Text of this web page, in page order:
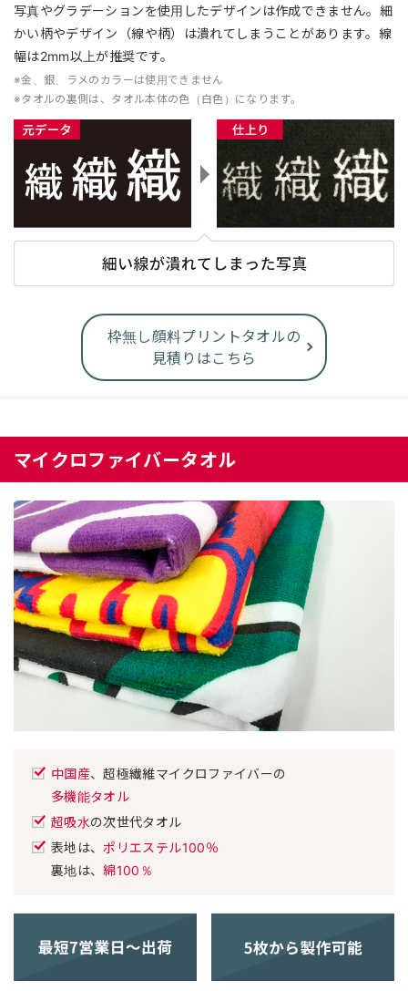
写真やグラデーションを使用したデザインは作成できません。細
かい柄やデザイン（線や柄）は潰れてしまうことがあります。線
幅は2mm以上が推奨です。
※金、銀、ラメのカラーは使用できません
※タオルの裏側は、タオル本体の色（白色）になります。
枠無し顔料プリントタオルの
見積りはこちら
マイクロファイバータオル
中国産、超極繊維マイクロファイバーの
多機能タオル
超吸水の次世代タオル
表地は、ポリエステル100％
裏地は、綿100％